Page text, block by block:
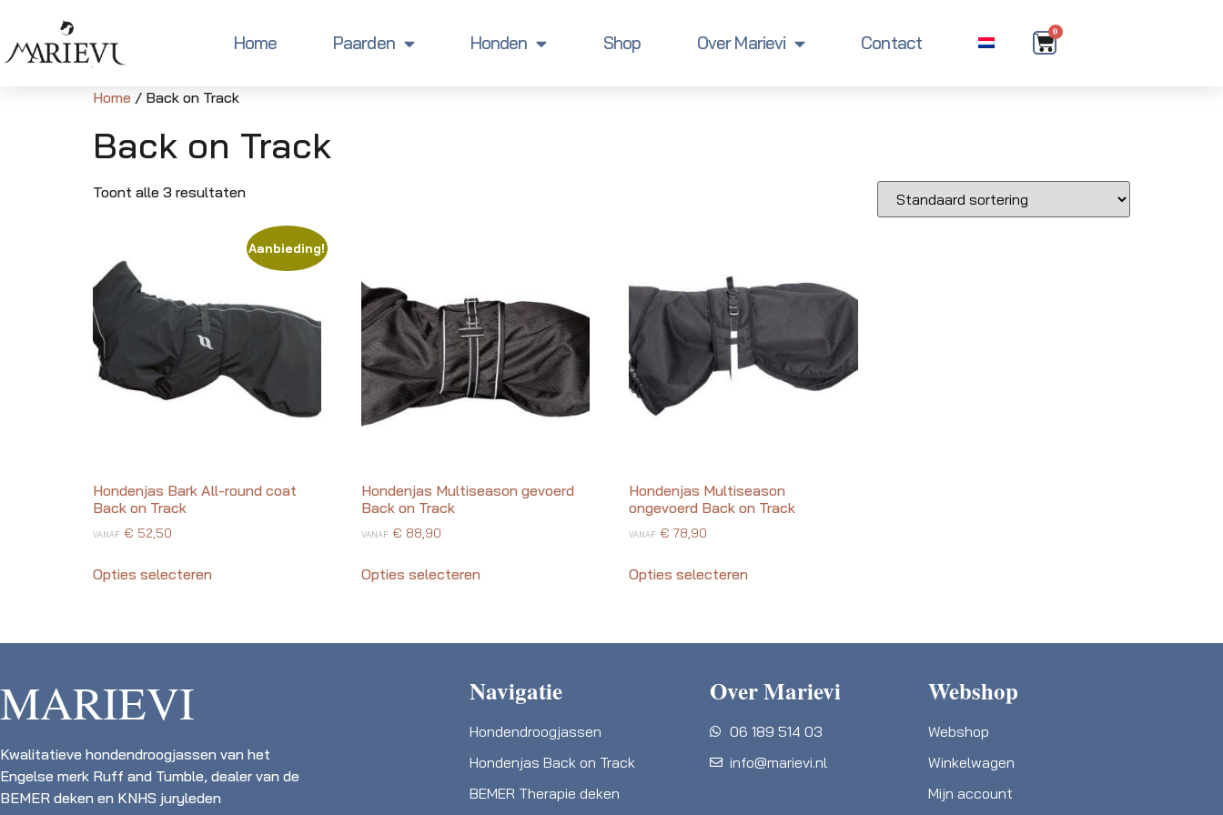
Home Paarden Honden Shop Over Marievi Contact
0
Home / Back on Track
Back on Track
Toont alle 3 resultaten
Aanbieding!
Hondenjas Bark All-round coat
Back on Track
VANAF € 52,50
Opties selecteren
Hondenjas Multiseason gevoerd
Back on Track
VANAF € 88,90
Opties selecteren
Hondenjas Multiseason
ongevoerd Back on Track
VANAF € 78,90
Opties selecteren
MARIEVI
Kwalitatieve hondendroogjassen van het
Engelse merk Ruff and Tumble, dealer van de
BEMER deken en KNHS juryleden
Navigatie
Hondendroogjassen
Hondenjas Back on Track
BEMER Therapie deken
Over Marievi
06 189 514 03
info@marievi.nl
Webshop
Webshop
Winkelwagen
Mijn account